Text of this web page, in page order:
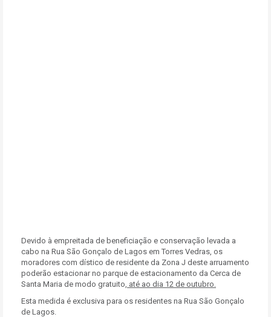
Devido à empreitada de beneficiação e conservação levada a
cabo na Rua São Gonçalo de Lagos em Torres Vedras, os
moradores com dístico de residente da Zona J deste arruamento
poderão estacionar no parque de estacionamento da Cerca de
Santa Maria de modo gratuito, até ao dia 12 de outubro.
Esta medida é exclusiva para os residentes na Rua São Gonçalo
de Lagos.